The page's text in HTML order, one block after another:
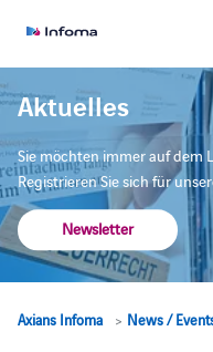
Aktuelles
Sie möchten immer auf dem
Registrieren Sie sich für
Newsletter
Axians Infoma> News /